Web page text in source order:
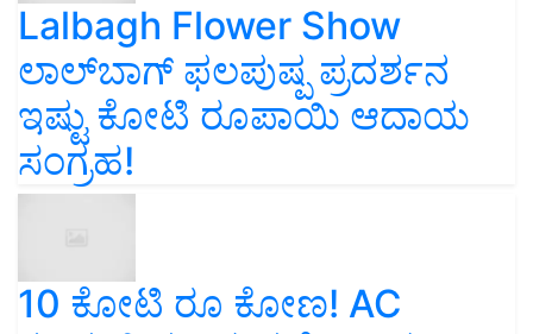
Lalbagh Flower Show
ಲಾಲ್‌ಬಾಗ್ ಫಲಪುಷ್ಪ ಪ್ರದರ್ಶನ
ಇಷ್ಟು ಕೋಟಿ ರೂಪಾಯಿ ಆದಾಯ
ಸಂಗ್ರಹ!
10 ಕೋಟಿ ರೂ ಕೋಣ! AC